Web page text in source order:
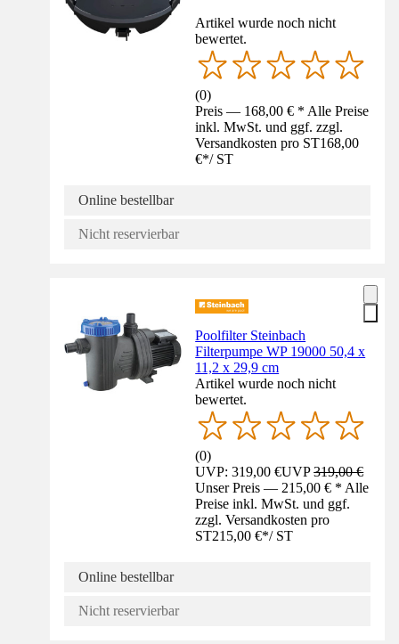
Artikel wurde noch nicht
bewertet.
(0)
Preis — 168,00 € * Alle Preise
inkl. MwSt. und ggf. zzgl.
Versandkosten pro ST168,00
€*/ ST
Online bestellbar
Nicht reservierbar
Poolfilter Steinbach
Filterpumpe WP 19000 50,4 x
11,2 x 29,9 cm
Artikel wurde noch nicht
bewertet.
(0)
UVP: 319,00 €UVP319,00 €
Unser Preis — 215,00 € * Alle
Preise inkl. MwSt. und ggf.
zzgl. Versandkosten pro
ST215,00 €*/ ST
Online bestellbar
Nicht reservierbar